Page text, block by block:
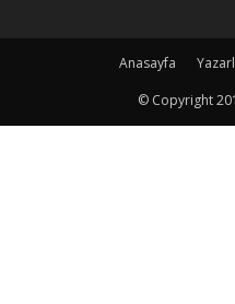
Anasayfa
© Copyright